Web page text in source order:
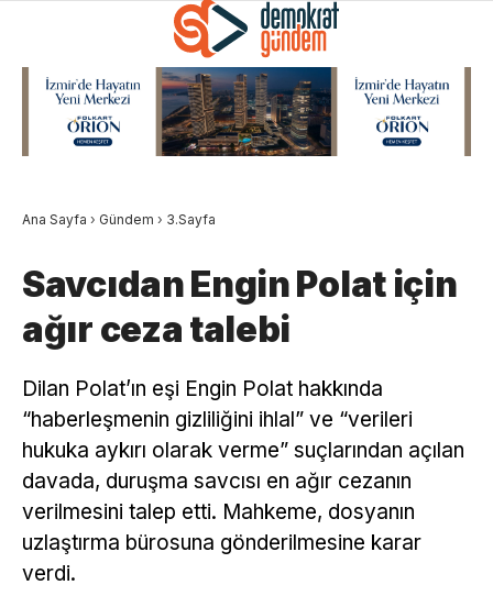
Ana Sayfa › Gündem › 3.Sayfa
Savcıdan Engin Polat için
ağır ceza talebi
Dilan Polat’ın eşi Engin Polat hakkında
“haberleşmenin gizliliğini ihlal” ve “verileri
hukuka aykırı olarak verme” suçlarından açılan
davada, duruşma savcısı en ağır cezanın
verilmesini talep etti. Mahkeme, dosyanın
uzlaştırma bürosuna gönderilmesine karar
verdi.